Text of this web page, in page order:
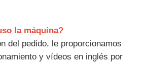
la máquina?
del pedido, le proporcionamos
y vídeos en inglés por